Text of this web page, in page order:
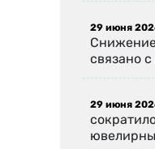
29 июня
связано
29 июня